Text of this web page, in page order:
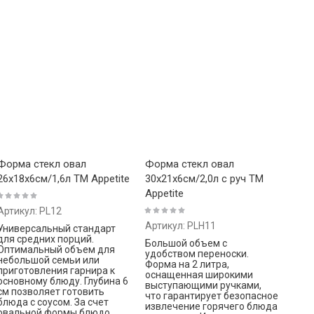
стекл овал
1,6л ТМ Appetite
PL12
стандарт
средних порций.
объем для
семьи или
гарнира к
блюду. Глубина 6
позволяет готовить
с соусом. За счет
Форма стекл овал
30x21x6см/2,0л с руч ТМ
Appetite
Артикул: PLH11
Большой объем с
удобством переноски.
Форма на 2 литра,
оснащенная широкими
выступающими ручками,
что гарантирует безопасное
извлечение горячего блюда